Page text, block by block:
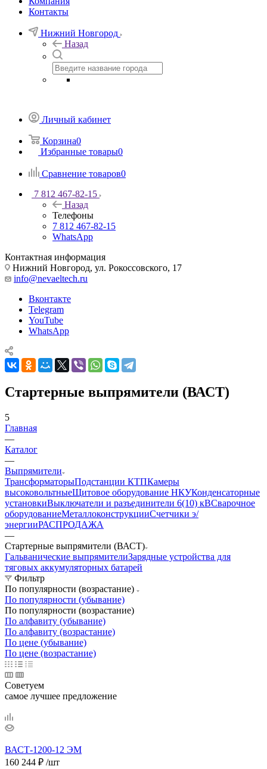
Контакты
Нижний Новгород
Назад
Личный кабинет
Корзина0
Избранные товары0
Сравнение товаров0
7 812 467-82-15
Назад
Телефоны
7 812 467-82-15
WhatsApp
Контактная информация
Нижний Новгород, ул. Рокоссовского, 17
info@nevaeltech.ru
Вконтакте
Telegram
YouTube
WhatsApp
Стартерные выпрямители (ВАСТ)
5
Главная
—
Каталог
—
Выпрямители
ТрансформаторыПодстанции КТПКамеры
высоковольтныеЩитовое оборудование НКУКонденсаторные
установкиВыключатели и разъединители 6(10) кВСварочное
оборудованиеМеталлоконструкцииСчетчики э/
энергииРАСПРОДАЖА
—
Стартерные выпрямители (ВАСТ)
Гальванические выпрямителиЗарядные устройства для
тяговых аккумуляторных батарей
Фильтр
По популярности (возрастание)
По популярности (убывание)
По популярности (возрастание)
По алфавиту (убывание)
По алфавиту (возрастание)
По цене (убывание)
По цене (возрастание)
Советуем
самое лучшее предложение
ВАСТ-1200-12 ЭМ
160 244 ₽ /шт